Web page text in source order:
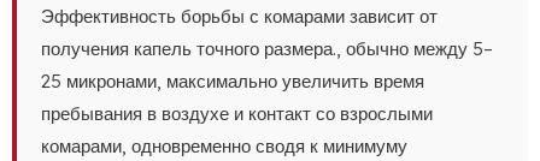
Эффективность борьбы с комарами зависит от
получения капель точного размера., обычно между 5–
25 микронами, максимально увеличить время
пребывания в воздухе и контакт со взрослыми
комарами, одновременно сводя к минимуму